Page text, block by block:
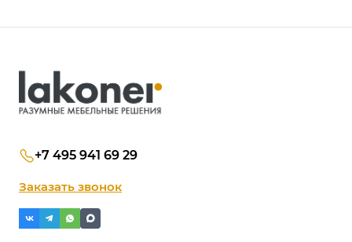
+7 495 941 69 29
Заказать звонок